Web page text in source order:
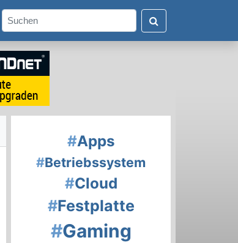
#Apps
#Betriebssystem
#Cloud
#Festplatte
#Gaming